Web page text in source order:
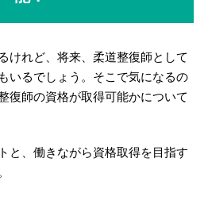
けれど、将来、柔道整復師として
いるでしょう。そこで気になるの
復師の資格が取得可能かについて
と、働きながら資格取得を目指す